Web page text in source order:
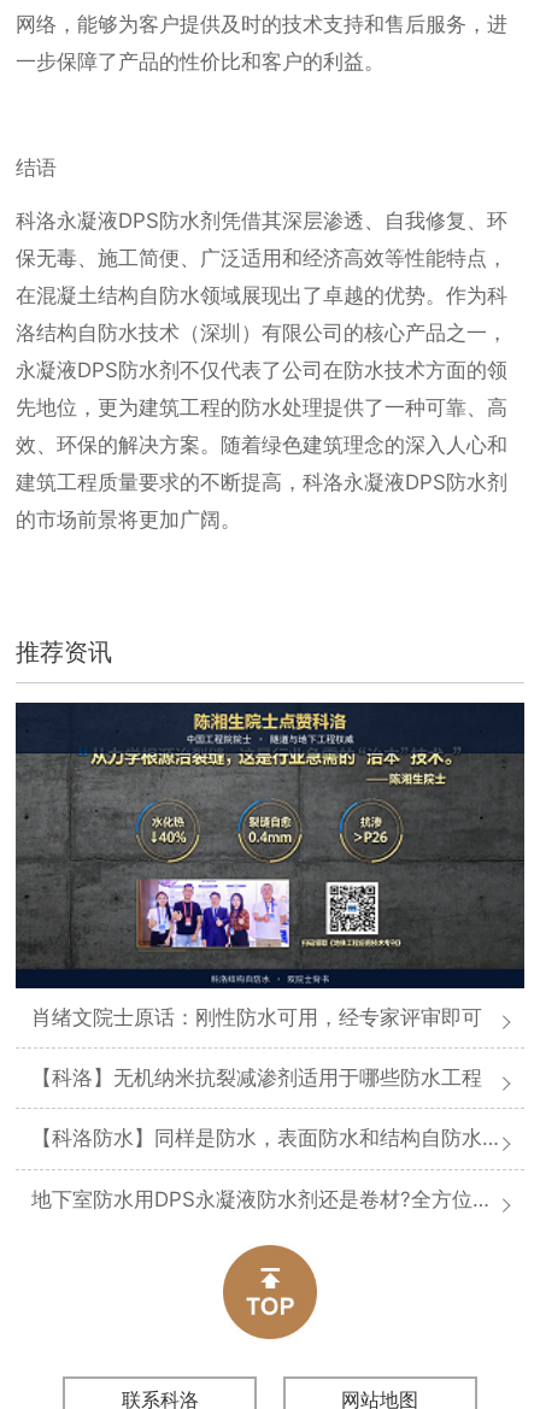
网络，能够为客户提供及时的技术支持和售后服务，进
一步保障了产品的性价比和客户的利益。
结语
科洛永凝液DPS防水剂凭借其深层渗透、自我修复、环
保无毒、施工简便、广泛适用和经济高效等性能特点，
在混凝土结构自防水领域展现出了卓越的优势。作为科
洛结构自防水技术（深圳）有限公司的核心产品之一，
永凝液DPS防水剂不仅代表了公司在防水技术方面的领
先地位，更为建筑工程的防水处理提供了一种可靠、高
效、环保的解决方案。随着绿色建筑理念的深入人心和
建筑工程质量要求的不断提高，科洛永凝液DPS防水剂
的市场前景将更加广阔。
推荐资讯
肖绪文院士原话：刚性防水可用，经专家评审即可
【科洛】无机纳米抗裂减渗剂适用于哪些防水工程
【科洛防水】同样是防水，表面防水和结构自防水差在哪
地下室防水用DPS永凝液防水剂还是卷材?全方位对比分析
联系科洛 网站地图